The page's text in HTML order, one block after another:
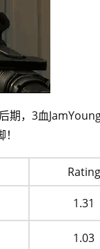
期，3血
Rating
1.31
1.03